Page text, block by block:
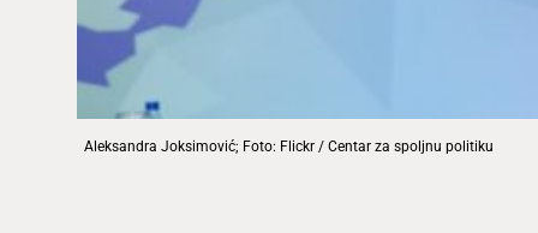
Aleksandra Joksimović; Foto: Flickr / Centar za spoljnu politiku